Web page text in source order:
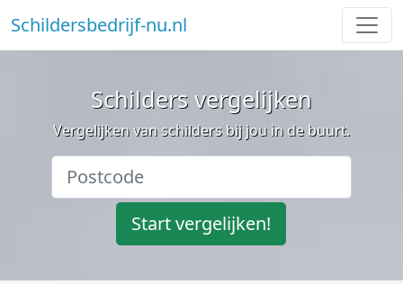
Schildersbedrijf-nu.nl
Schilders vergelijken
Vergelijken van schilders bij jou in de buurt.
Start vergelijken!